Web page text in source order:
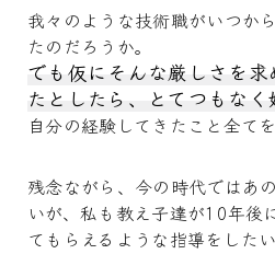
我々のような技術職がいつか
たのだろうか。
でも仮にそんな厳しさを
たとしたら、とてつもなく
自分の経験してきたこと全て
残念ながら、今の時代ではあ
いが、私も教え子達が10年後
てもらえるような指導をした